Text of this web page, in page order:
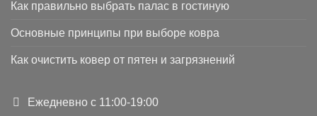
Как правильно выбрать палас в гостиную
Основные принципы при выборе ковра
Как очистить ковер от пятен и загрязнений
Ежедневно с 11:00-19:00